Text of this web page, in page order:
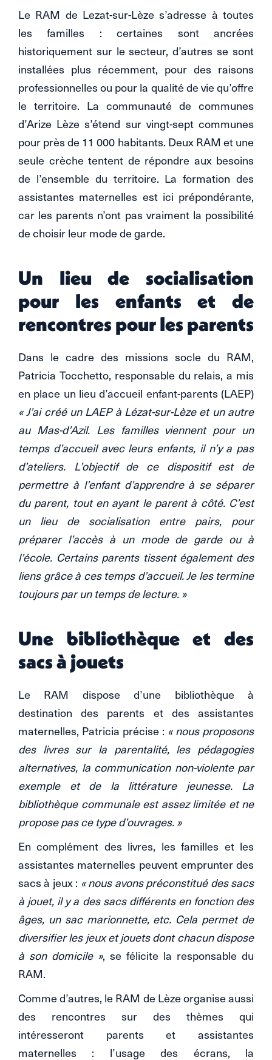
Le RAM de Lezat-sur-Lèze s’adresse à toutes
les familles : certaines sont ancrées
historiquement sur le secteur, d’autres se sont
installées plus récemment, pour des raisons
professionnelles ou pour la qualité de vie qu’offre
le territoire. La communauté de communes
d’Arize Lèze s’étend sur vingt-sept communes
pour près de 11 000 habitants. Deux RAM et une
seule crèche tentent de répondre aux besoins
de l’ensemble du territoire. La formation des
assistantes maternelles est ici prépondérante,
car les parents n’ont pas vraiment la possibilité
de choisir leur mode de garde.
Un lieu de socialisation
pour les enfants et de
rencontres pour les parents
Dans le cadre des missions socle du RAM,
Patricia Tocchetto, responsable du relais, a mis
en place un lieu d’accueil enfant-parents (LAEP)
« J’ai créé un LAEP à Lézat-sur-Lèze et un autre
au Mas-d’Azil. Les familles viennent pour un
temps d’accueil avec leurs enfants, il n’y a pas
d’ateliers. L’objectif de ce dispositif est de
permettre à l’enfant d’apprendre à se séparer
du parent, tout en ayant le parent à côté. C’est
un lieu de socialisation entre pairs, pour
préparer l’accès à un mode de garde ou à
l’école. Certains parents tissent également des
liens grâce à ces temps d’accueil. Je les termine
toujours par un temps de lecture. »
Une bibliothèque et des
sacs à jouets
Le RAM dispose d’une bibliothèque à
destination des parents et des assistantes
maternelles, Patricia précise : « nous proposons
des livres sur la parentalité, les pédagogies
alternatives, la communication non-violente par
exemple et de la littérature jeunesse. La
bibliothèque communale est assez limitée et ne
propose pas ce type d’ouvrages. »
En complément des livres, les familles et les
assistantes maternelles peuvent emprunter des
sacs à jeux : « nous avons préconstitué des sacs
à jouet, il y a des sacs différents en fonction des
âges, un sac marionnette, etc. Cela permet de
diversifier les jeux et jouets dont chacun dispose
à son domicile », se félicite la responsable du
RAM.
Comme d’autres, le RAM de Lèze organise aussi
des rencontres sur des thèmes qui
intéresseront parents et assistantes
maternelles : l’usage des écrans, la